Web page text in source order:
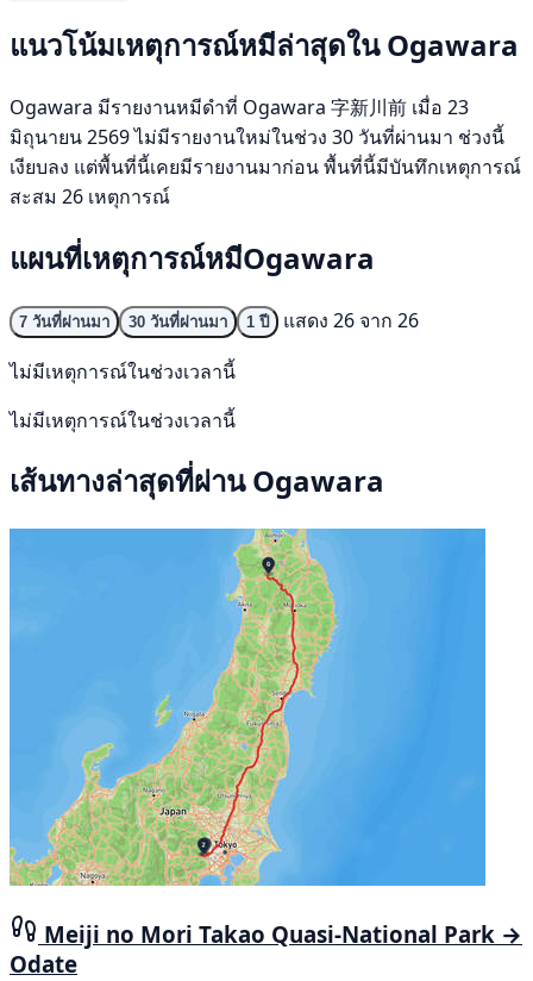
แนวโน้มเหตุการณ์หมีล่าสุดใน Ogawara
Ogawara มีรายงานหมีดำที่ Ogawara 字新川前 เมื่อ 23
มิถุนายน 2569 ไม่มีรายงานใหม่ในช่วง 30 วันที่ผ่านมา ช่วงนี้
เงียบลง แต่พื้นที่นี้เคยมีรายงานมาก่อน พื้นที่นี้มีบันทึกเหตุการณ์
สะสม 26 เหตุการณ์
แผนที่เหตุการณ์หมีOgawara
7 วันที่ผ่านมา 30 วันที่ผ่านมา 1 ปี
แสดง 26 จาก 26
ไม่มีเหตุการณ์ในช่วงเวลานี้
ไม่มีเหตุการณ์ในช่วงเวลานี้
เส้นทางล่าสุดที่ผ่าน Ogawara
Meiji no Mori Takao Quasi-National Park →
Odate